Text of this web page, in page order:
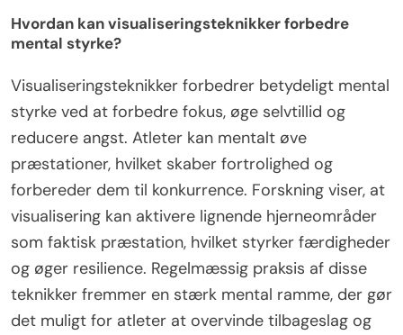
Hvordan kan visualiseringsteknikker forbedre
mental styrke?
Visualiseringsteknikker forbedrer betydeligt mental
styrke ved at forbedre fokus, øge selvtillid og
reducere angst. Atleter kan mentalt øve
præstationer, hvilket skaber fortrolighed og
forbereder dem til konkurrence. Forskning viser, at
visualisering kan aktivere lignende hjerneområder
som faktisk præstation, hvilket styrker færdigheder
og øger resilience. Regelmæssig praksis af disse
teknikker fremmer en stærk mental ramme, der gør
det muligt for atleter at overvinde tilbageslag og